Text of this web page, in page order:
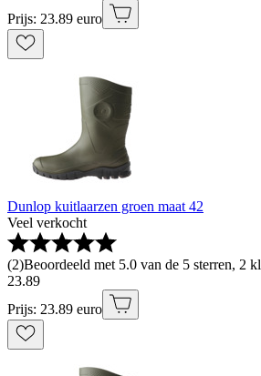
Prijs: 23.89 euro
Dunlop kuitlaarzen groen maat 42
Veel verkocht
(2)Beoordeeld met 5.0 van de 5 sterren, 2
23.89
Prijs: 23.89 euro